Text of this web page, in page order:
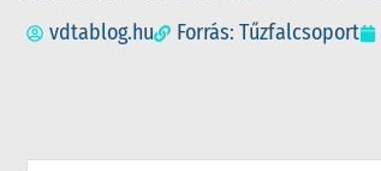
vdtablog.hu Forrás: Tűzfalcsoport